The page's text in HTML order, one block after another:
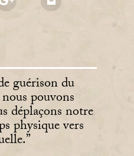
guérison du
pouvons
déplaçons notre
physique vers